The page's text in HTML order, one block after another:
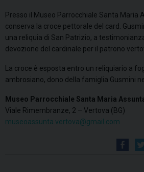
Presso il Museo Parrocchiale Santa Maria
conserva la croce pettorale del card.
una reliquia di San Patrizio, a
devozione del cardinale per il patrono
La croce è esposta entro un reliquiario a
ambrosiano, dono della famiglia Gusmini
Museo Parrocchiale Santa Maria
Viale Rimembranze, 2 – Vertova (BG)
museoassunta.vertova@gmail.com